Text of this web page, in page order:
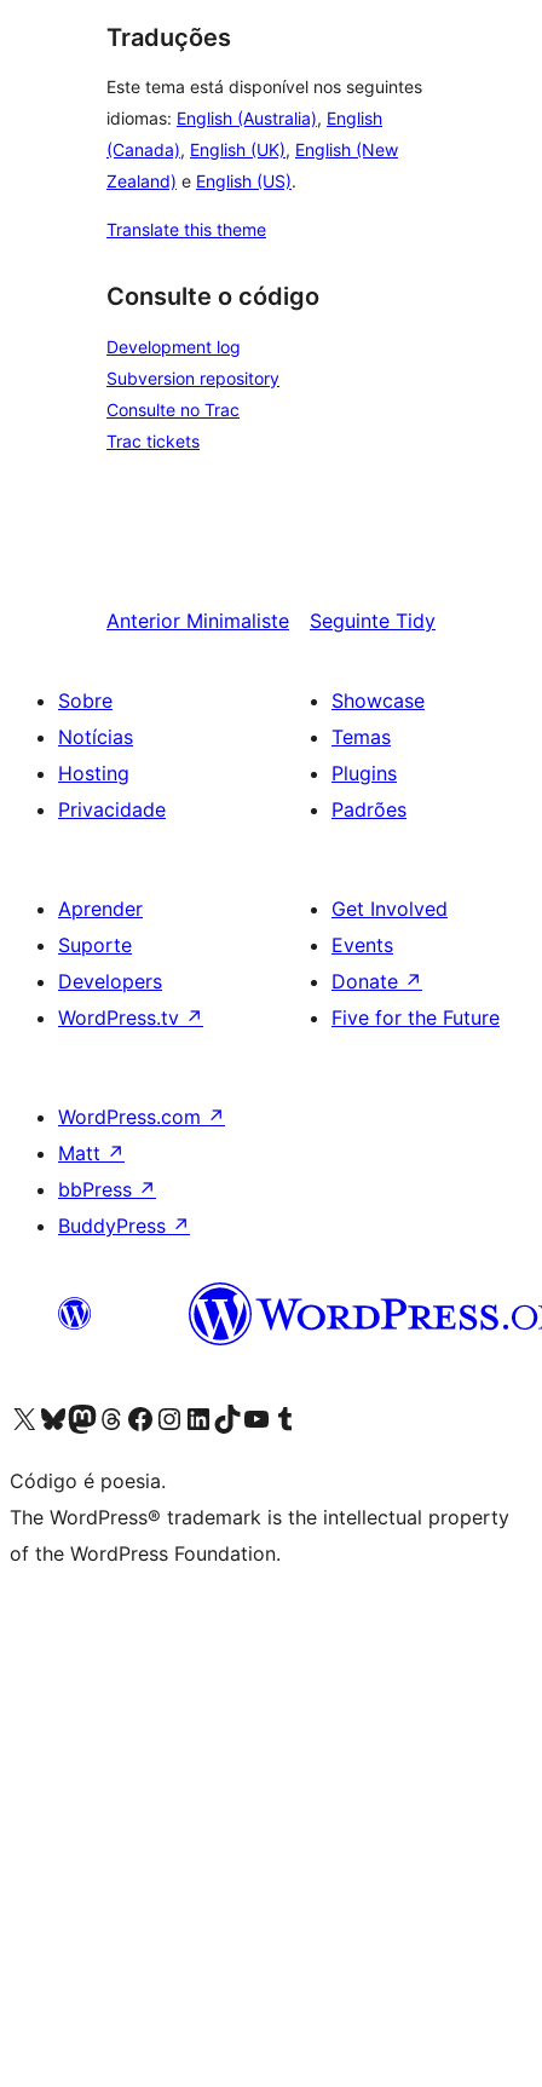
Traduções
Este tema está disponível nos seguintes
idiomas: English (Australia), English
(Canada), English (UK), English (New
Zealand) e English (US).
Translate this theme
Consulte o código
Development log
Subversion repository
Consulte no Trac
Trac tickets
Anterior Minimaliste Seguinte Tidy
Sobre
Notícias
Hosting
Privacidade
Showcase
Temas
Plugins
Padrões
Aprender
Suporte
Developers
WordPress.tv ↗
Get Involved
Events
Donate ↗
Five for the Future
WordPress.com ↗
Matt ↗
bbPress ↗
BuddyPress ↗
Visite a nossa conta X (antigo Twitter)
Visit our Bluesky account
Visit our Mastodon account
Visit our Threads account
Visite a nossa página do Facebook
Visite a nossa conta no Instagram
Visite a nossa conta no LinkedIn
Visit our TikTok account
Visit our YouTube channel
Visit our Tumblr account
Código é poesia.
The WordPress® trademark is the intellectual property
of the WordPress Foundation.